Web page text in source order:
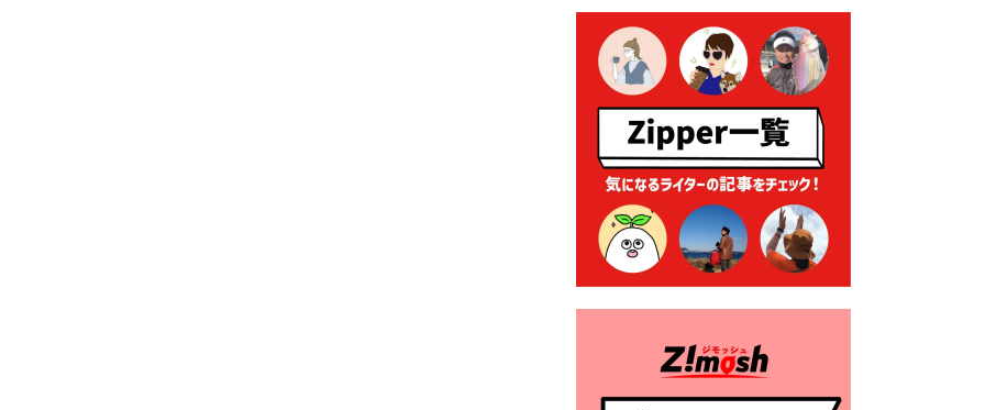
2026年7月9日 農地法等に係
る各種申請に係る登記事項証
明書の添付省略について
2026年7月9日 廃食用油の回
収
2026年7月7日 「おゆずりコ
ーナー」について
2026年7月1日 豊前市民プール
一般開放
（令和８年４月１日施行）